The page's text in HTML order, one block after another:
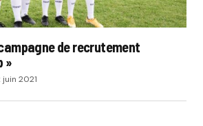
de recrutement
»
juin 2021